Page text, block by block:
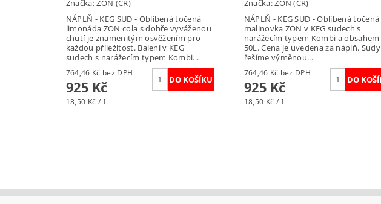
Značka:ZON (ČR)
NÁPLŇ - KEG SUD - Oblíbená točená
limonáda ZON cola s dobře vyváženou
chutí je znamenitým osvěžením pro
každou příležitost. Balení v KEG
sudech s narážecím typem Kombi...
764,46 Kč bez DPH
925 Kč
18,50 Kč / 1 l
Značka:ZON (ČR)
NÁPLŇ - KEG SUD - Oblíbená točená
malinovka ZON v KEG sudech s
narážecím typem Kombi a obsahem
50L. Cena je uvedena za náplň. Sudy
řešíme výměnou...
764,46 Kč bez DPH
925 Kč
18,50 Kč / 1 l